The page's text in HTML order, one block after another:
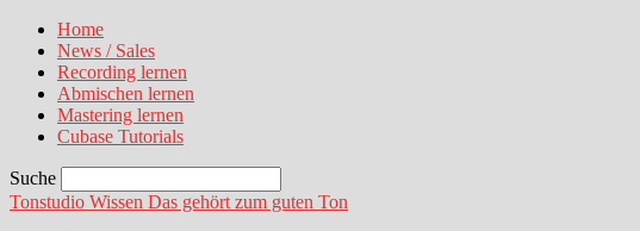
Home
News / Sales
Recording lernen
Abmischen lernen
Mastering lernen
Cubase Tutorials
Suche
Tonstudio Wissen Das gehört zum guten Ton